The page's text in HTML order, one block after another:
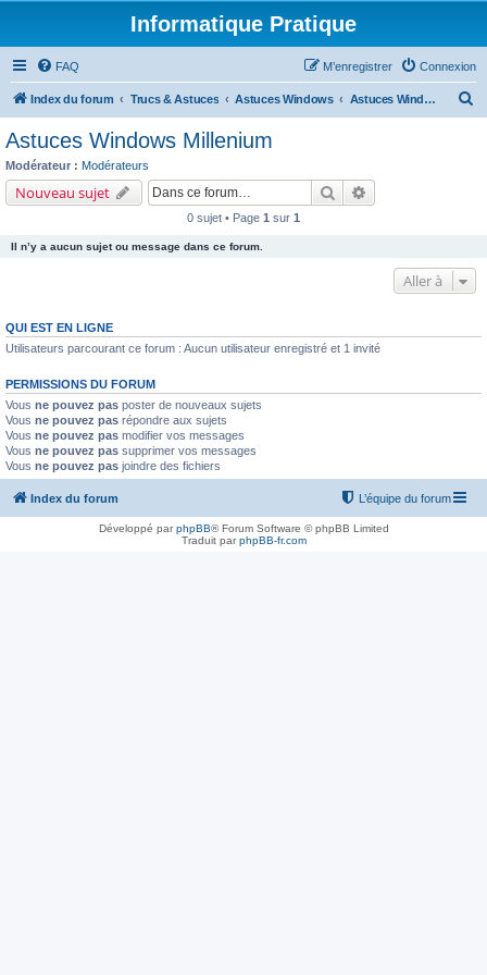
Informatique Pratique
FAQ Connexion
M’enregistrer
Index du forum Trucs & Astuces Astuces Windows Astuces Windows Millenium
Astuces Windows Millenium
Modérateur : Modérateurs
Nouveau sujet Rechercher
0 sujet • Page 1 sur 1
Il n’y a aucun sujet ou message dans ce forum.
Aller à
QUI EST EN LIGNE
Utilisateurs parcourant ce forum : Aucun utilisateur enregistré et 1 invité
PERMISSIONS DU FORUM
Vous ne pouvez pas poster de nouveaux sujets
Vous ne pouvez pas répondre aux sujets
Vous ne pouvez pas modifier vos messages
Vous ne pouvez pas supprimer vos messages
Vous ne pouvez pas joindre des fichiers
Index du forum L’équipe du forum
Développé parphpBB® Forum Software © phpBB Limited
Traduit parphpBB-fr.com